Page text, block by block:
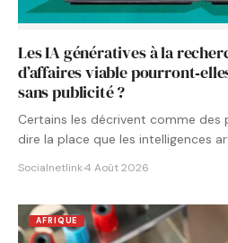
Les IA génératives à la
d’affaires viable
sans publicité ?
Certains les décrivent comme des
dire la place que les intelligences
Socialnetlink·4 Août 2026
AFRIQUE